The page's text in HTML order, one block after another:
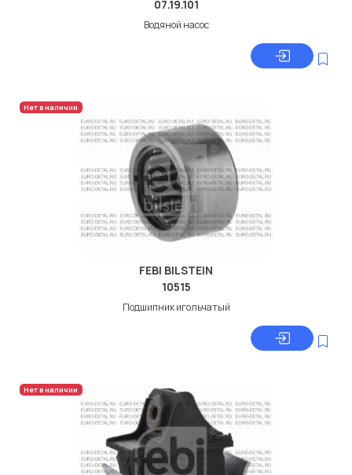
07.19.101
Водяной насос
Нет в наличии
FEBI BILSTEIN
10515
Подшипник игольчатый
Нет в наличии